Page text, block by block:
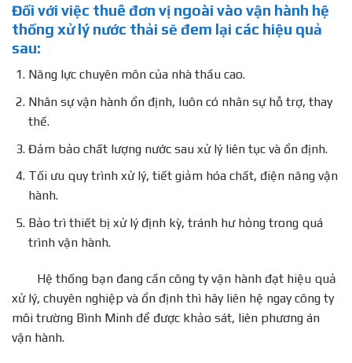
Đối với việc thuê đơn vị ngoài vào vận hành hệ
thống xử lý nước thải sẽ đem lại các hiệu quả
sau:
Năng lực chuyên môn của nhà thầu cao.
Nhân sự vận hành ổn định, luôn có nhân sự hỗ trợ, thay
thế.
Đảm bảo chất lượng nước sau xử lý liên tục và ổn định.
Tối ưu quy trình xử lý, tiết giảm hóa chất, điện năng vận
hành.
Bảo trì thiết bị xử lý định kỳ, tránh hư hỏng trong quá
trình vận hành.
Hệ thống bạn đang cần công ty vận hành đạt hiệu quả
xử lý, chuyên nghiệp và ổn định thì hãy liên hệ ngay công ty
môi trường Bình Minh để được khảo sát, liên phương án
vận hành.